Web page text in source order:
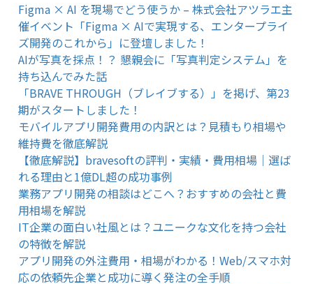
Figma × AI を現場でどう使うか – 株式会社アツラエ主
催イベント「Figma × AIで実現する、エンタープライ
ズ開発のこれから」に登壇しました！
AIが写真を採点！？ 懇親会に「写真判定システム」を
持ち込んでみた話
「BRAVE THROUGH（ブレイブする）」を掲げ、第23
期がスタートしました！
モバイルアプリ開発費用の内訳とは？見積もり相場や
維持費を徹底解説
【徹底解説】bravesoftの評判・実績・費用相場｜選ば
れる理由と1億DL超の成功事例
業務アプリ開発の相談はどこへ？おすすめの会社と費
用相場を解説
IT企業の面白い社風とは？ユニークな文化を持つ会社
の特徴を解説
アプリ開発の外注費用・相場がわかる！Web/スマホ対
応の依頼先企業と成功に導く発注の全手順